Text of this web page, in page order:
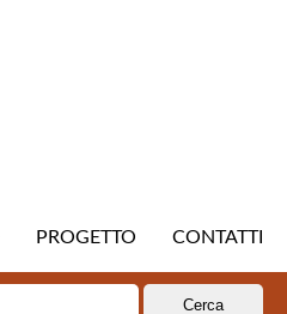
PROGETTO CONTATTI